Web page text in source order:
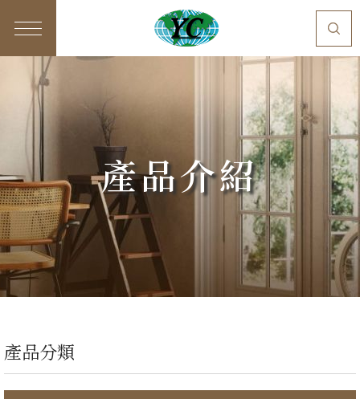
產品介紹
產品分類